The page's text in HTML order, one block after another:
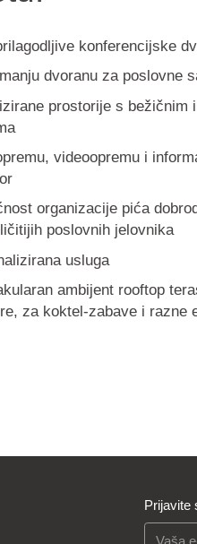
konferencijske
dvoranu za poslovne
prostorije s bežičnim
videoopremu i
organizacije pića
poslovnih jelovnika
usluga
ambijent rooftop
za koktel-zabave i razne
Prijavite